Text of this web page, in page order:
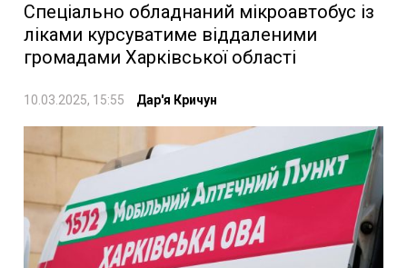
Спеціально обладнаний мікроавтобус із
ліками курсуватиме віддаленими
громадами Харківської області
10.03.2025, 15:55 Дар'я Кричун